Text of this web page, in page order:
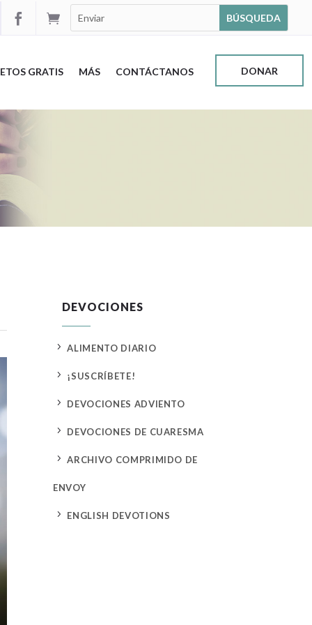


GRATIS MÁS CONTÁCTANOS DONAR
DEVOCIONES
5 ALIMENTO DIARIO
5 ¡SUSCRÍBETE!
5 DEVOCIONES ADVIENTO
5 DEVOCIONES DE CUARESMA
5 ARCHIVO COMPRIMIDO DE
ENVOY
5 ENGLISH DEVOTIONS